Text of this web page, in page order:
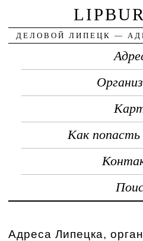
ДЕЛОВОЙ ЛИПЕЦК —
Как попасть
Адреса Липецка,